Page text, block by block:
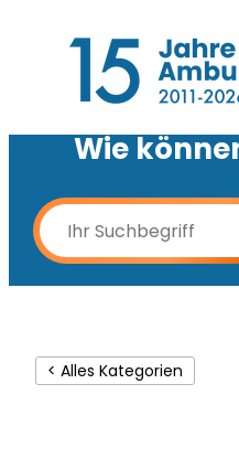
Wie
< Alles Kategorien